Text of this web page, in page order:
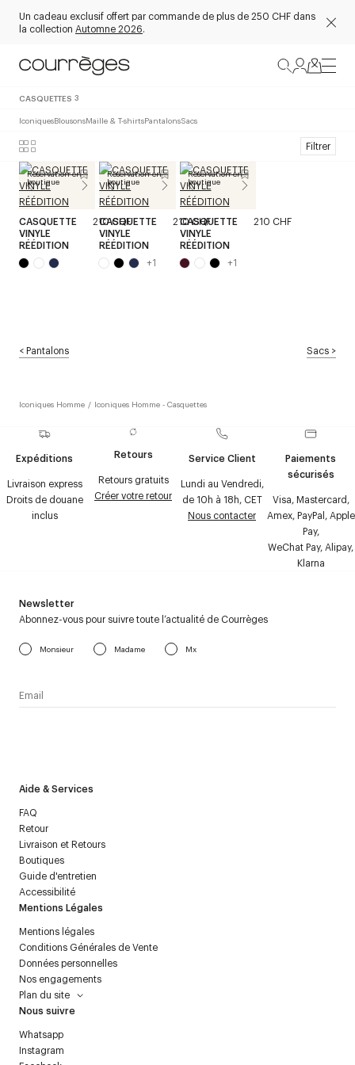
Un cadeau exclusif offert par commande de plus de 250 CHF dans
la collection Automne 2026.
CASQUETTES 3
IconiquesBlousonsMaille & T-shirtsPantalonsSacs
Filtrer
Réservation en
boutique
CASQUETTE
VINYLE
RÉÉDITION
210 CHF
Réservation en
boutique
CASQUETTE
VINYLE
RÉÉDITION
210 CHF
+1
Réservation en
boutique
CASQUETTE
VINYLE
RÉÉDITION
210 CHF
+1
<Pantalons Sacs >
Iconiques Homme / Iconiques Homme - Casquettes
Expéditions
Livraison express
Droits de douane
inclus
Retours
Retours gratuits
Créer votre retour
Service Client
Lundi au Vendredi,
de 10h à 18h, CET
Nous contacter
Paiements
sécurisés
Visa, Mastercard,
Amex, PayPal, Apple
Pay,
WeChat Pay, Alipay,
Klarna
Aide & Services
FAQ
Retour
Livraison et Retours
Boutiques
Guide d'entretien
Accessibilité
Mentions Légales
Mentions légales
Conditions Générales de Vente
Données personnelles
Nos engagements
Plan du site
Nous suivre
Whatsapp
Instagram
Newsletter
Abonnez-vous pour suivre toute l’actualité de Courrèges
Monsieur Madame Mx